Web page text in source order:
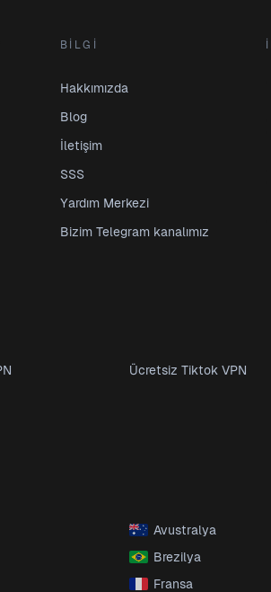
BILGI
Hakkımızda
Blog
İletişim
SSS
Yardım Merkezi
Bizim Telegram kanalımız
Ücretsiz Tiktok VPN
Avustralya
Brezilya
Fransa